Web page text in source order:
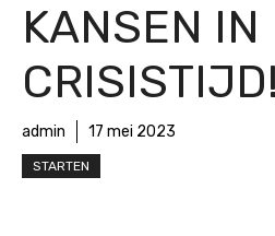
KANSEN IN
CRISISTIJD!
admin 17 mei 2023
STARTEN